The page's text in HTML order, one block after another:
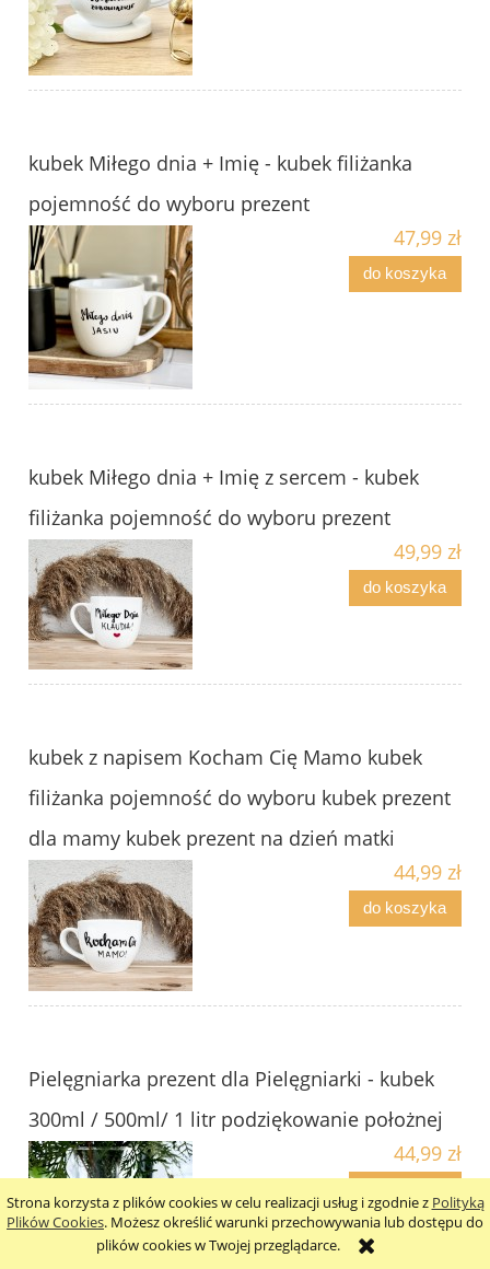
Strona korzysta z plików cookies w celu realizacji usług i zgodnie z Polityką
Plików Cookies. Możesz określić warunki przechowywania lub dostępu do
plików cookies w Twojej przeglądarce.
kubek Miłego dnia + Imię - kubek filiżanka
pojemność do wyboru prezent
47,99 zł
do koszyka
kubek Miłego dnia + Imię z sercem - kubek
filiżanka pojemność do wyboru prezent
49,99 zł
do koszyka
kubek z napisem Kocham Cię Mamo kubek
filiżanka pojemność do wyboru kubek prezent
dla mamy kubek prezent na dzień matki
44,99 zł
do koszyka
Pielęgniarka prezent dla Pielęgniarki - kubek
300ml / 500ml/ 1 litr podziękowanie położnej
44,99 zł